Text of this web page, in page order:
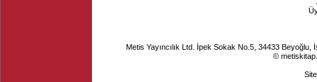
Metis Yayıncılık Ltd. İpek Sokak No.5, 34433
©